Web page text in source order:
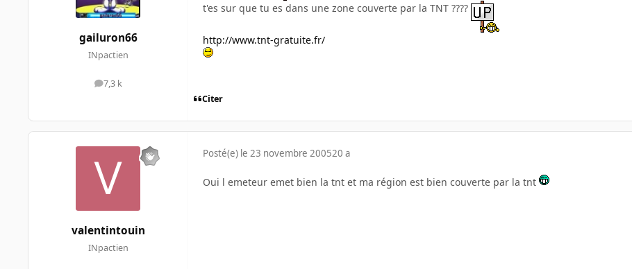
gailuron66
INpactien
7,3 k
messages
t'es sur que tu es dans une zone couverte par la TNT ????
http://www.tnt-gratuite.fr/
Citer
valentintouin
INpactien
Posté(e) le 23 novembre 200520 a
Oui l emeteur emet bien la tnt et ma région est bien couverte par la tnt